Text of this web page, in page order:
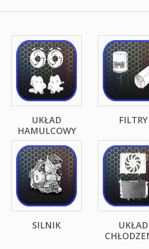
UKŁAD
HAMULCOWY
FILTRY
SILNIK
UKŁAD